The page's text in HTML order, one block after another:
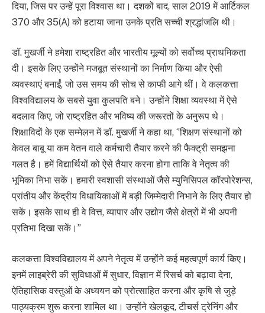
दिया, जिस पर उन्हें पूरा विश्वास था। दशकों बाद, साल 2019 में आर्टिकल
370 और 35(A) को हटाया जाना उनके प्रति सच्ची श्रद्धांजलि थी।
डॉ. मुखर्जी ने हमेशा राष्ट्रहित और भारतीय मूल्यों को सर्वोच्च प्राथमिकता
दी। इसके लिए उन्होंने मजबूत संस्थानों का निर्माण किया और ऐसी
व्यवस्थाएं बनाईं, जो उस समय की सोच से काफी आगे थीं। वे कलकत्ता
विश्वविद्यालय के सबसे युवा कुलपति बने। उन्होंने शिक्षा व्यवस्था में ऐसे
बदलाव किए, जो राष्ट्रहित और भविष्य की जरूरतों के अनुरूप थे।
शिक्षाविदों के एक सम्मेलन में डॉ. मुखर्जी ने कहा था, ‘’शिक्षण संस्थानों को
केवल बाबू या कम वेतन वाले कर्मचारी तैयार करने की फैक्ट्री समझना
गलत है। हमें विद्यार्थियों को ऐसे तैयार करना होगा ताकि वे नेतृत्व की
भूमिका निभा सकें। हमारी स्वशासी संस्थाओं जैसे म्युनिसिपल कॉरपोरेशन्स,
प्रांतीय और केंद्रीय विधायिकाओं में बड़ी जिम्मेदारी निभाने के लिए तैयार हो
सकें। इसके साथ ही वे वित्त, व्यापार और उद्योग जैसे क्षेत्रों में भी अपनी
प्रतिभा दिखा सकें।’’
कलकत्ता विश्वविद्यालय में अपने नेतृत्व में उन्होंने कई महत्वपूर्ण कार्य किए।
इनमें लाइब्रेरी की सुविधाओं में सुधार, विज्ञान में रिसर्च को बढ़ावा देना,
ऐतिहासिक वस्तुओं के अध्ययन को प्रोत्साहित करना और कृषि से जुड़े
पाठ्यक्रम शुरू करना शामिल था। उन्होंने खेलकूद, टीचर्स ट्रेनिंग और